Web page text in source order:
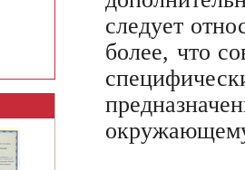
следует
более, что